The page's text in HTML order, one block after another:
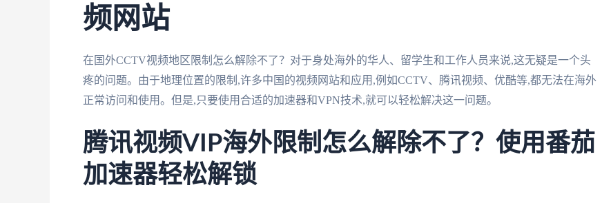
频网站
在国外CCTV视频地区限制怎么解除不了？对于身处海外的华人、留学生和工作人员来说,这无疑是一个头
疼的问题。由于地理位置的限制,许多中国的视频网站和应用,例如CCTV、腾讯视频、优酷等,都无法在海外
正常访问和使用。但是,只要使用合适的加速器和VPN技术,就可以轻松解决这一问题。
腾讯视频VIP海外限制怎么解除不了？使用番茄
加速器轻松解锁